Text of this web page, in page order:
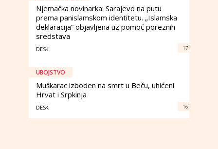
Njemačka novinarka: Sarajevo na putu
prema panislamskom identitetu. „Islamska
deklaracija“ objavljena uz pomoć poreznih
sredstava
DESK 17:
UBOJSTVO
Muškarac izboden na smrt u Beču, uhićeni
Hrvat i Srpkinja
DESK 16: